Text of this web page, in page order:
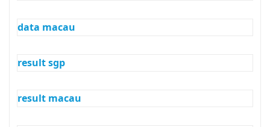
data macau
result sgp
result macau